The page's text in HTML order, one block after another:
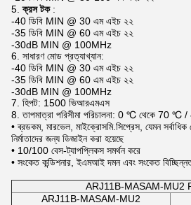
5.ক্রস টক:
-40 ডিবি MIN @ 30 এম এইচ ২২
-35 ডিবি MIN @ 60 এম এইচ ২২
-30dB MIN @ 100MHz
6. সাধারণ মোড প্রত্যাখ্যান:
-40 ডিবি MIN @ 30 এম এইচ ২২
-35 ডিবি MIN @ 60 এম এইচ ২২
-30dB MIN @ 100MHz
7. হিপট: 1500 ভিআরএমএস
8. তাপমাত্রা পরিসীমা পরিচালনা: 0 ℃ থেকে 70 ℃ /
• ব্রডকম, মারভেল, মাইক্রোসমি.সিপ্রেস, যেমন
নির্মাতাদের জন্য ডিজাইন করা হয়েছে
• 10/100 বেস-ট্যাপপ্লিকস সমর্থন করে
• সংকেত কন্ডিশনার, ইএমআই দমন এবং সংকেত
ARJ11B-MASAM-MU2
ARJ11B-MASAM-MU2